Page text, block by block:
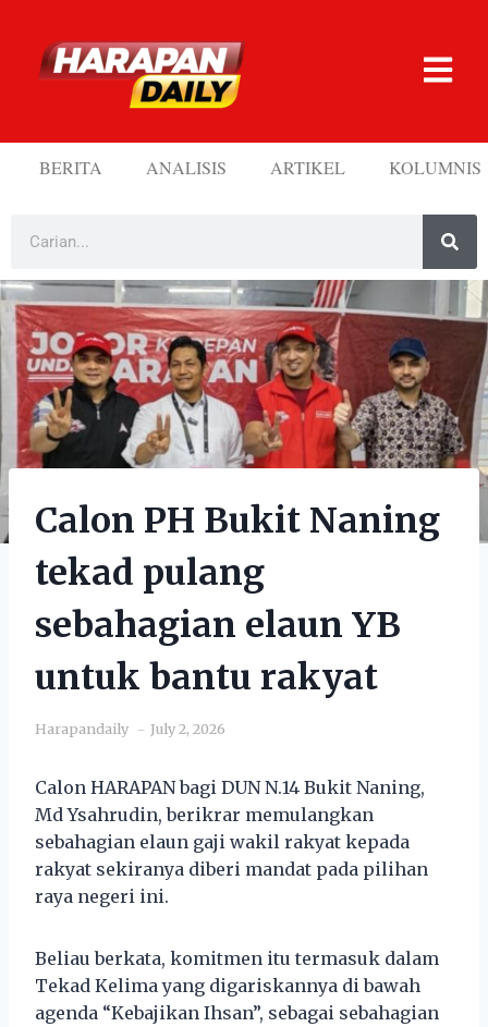
BERITA ANALISIS ARTIKEL KOLUMNIS
Calon PH Bukit Naning
tekad pulang
sebahagian elaun YB
untuk bantu rakyat
Harapandaily July 2, 2026
Calon HARAPAN bagi DUN N.14 Bukit Naning,
Md Ysahrudin, berikrar memulangkan
sebahagian elaun gaji wakil rakyat kepada
rakyat sekiranya diberi mandat pada pilihan
raya negeri ini.
Beliau berkata, komitmen itu termasuk dalam
Tekad Kelima yang digariskannya di bawah
agenda “Kebajikan Ihsan”, sebagai sebahagian